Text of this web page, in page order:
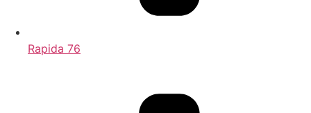
Rapida 76